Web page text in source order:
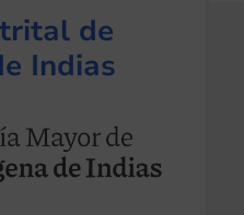
de
Indias